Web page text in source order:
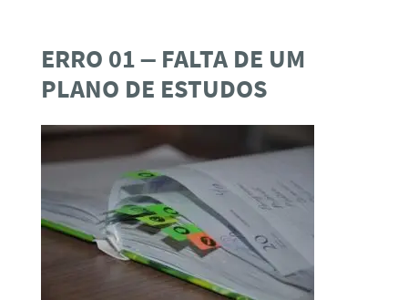
ERRO 01 – FALTA DE UM
PLANO DE ESTUDOS